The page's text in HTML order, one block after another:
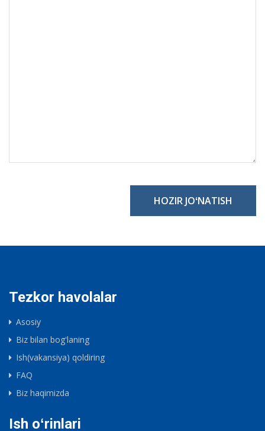
HOZIR JOʻNATISH
Tezkor havolalar
Asosiy
Biz bilan bogʻlaning
Ish(vakansiya) qoldiring
FAQ
Biz haqimizda
Ish oʻrinlari